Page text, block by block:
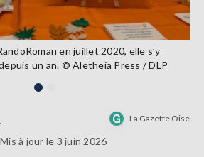
en juillet 2020, elle s’y
un an. © Aletheia Press / DLP
La Gazette Oise
à jour le 3 juin 2026